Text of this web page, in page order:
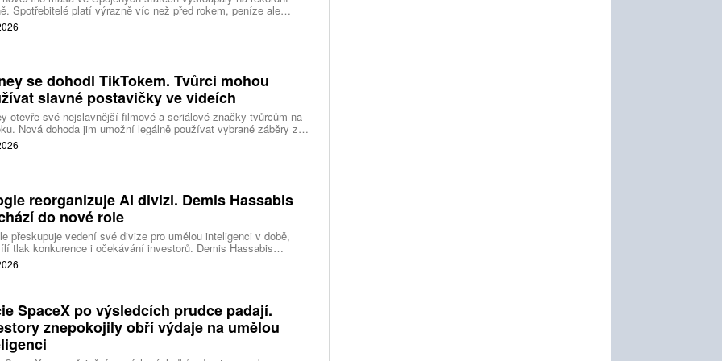
Spotřebitelé platí výrazně víc než před rokem, peníze ale
farmářům, zpracovatelům ani restauracím. Celý řetězec
nedostatek dobytka a prudce rostoucí náklady.
se dohodl TikTokem. Tvůrci mohou
slavné postavičky ve videích
otevře své nejslavnější filmové a seriálové značky tvůrcům na
Nová dohoda jim umožní legálně používat vybrané záběry z
studia a sdílet vlastní videa také na platformě Disney Verts.
reorganizuje AI divizi. Demis Hassabis
do nové role
přeskupuje vedení své divize pro umělou inteligenci v době,
tlak konkurence i očekávání investorů. Demis Hassabis
každodenní řízení DeepMind a zaměří se na vývoj pokročilé
inteligence i její dopad na společnost.
SpaceX po výsledcích prudce padají.
znepokojily obří výdaje na umělou